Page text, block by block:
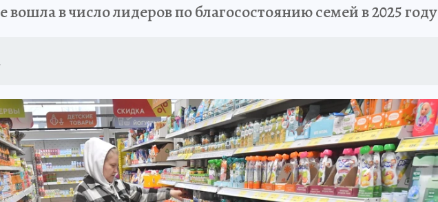
вошла в число лидеров по благосостоянию семей в 2025 году